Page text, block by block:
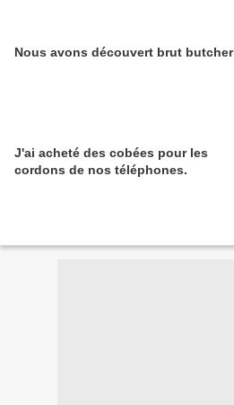
Nous avons découvert brut butcher
J'ai acheté des cobées pour les